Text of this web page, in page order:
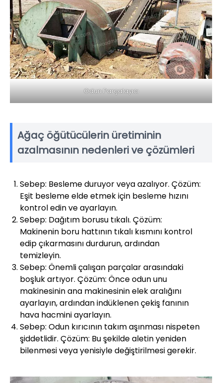
Odun Parçalayıcı
Ağaç öğütücülerin üretiminin
azalmasının nedenleri ve çözümleri
Sebep: Besleme duruyor veya azalıyor. Çözüm:
Eşit besleme elde etmek için besleme hızını
kontrol edin ve ayarlayın.
Sebep: Dağıtım borusu tıkalı. Çözüm:
Makinenin boru hattının tıkalı kısmını kontrol
edip çıkarmasını durdurun, ardından
temizleyin.
Sebep: Önemli çalışan parçalar arasındaki
boşluk artıyor. Çözüm: Önce odun unu
makinesinin ana makinesinin elek aralığını
ayarlayın, ardından indüklenen çekiş fanının
hava hacmini ayarlayın.
Sebep: Odun kırıcının takım aşınması nispeten
şiddetlidir. Çözüm: Bu şekilde aletin yeniden
bilenmesi veya yenisiyle değiştirilmesi gerekir.